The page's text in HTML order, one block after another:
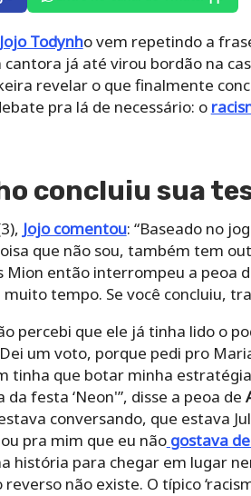
Jojo Todynho vem repetindo a
cantora já até virou bordão na
revelar o que finalmente
pra lá de necessário: o
concluiu sua
Jojo comentou: “Baseado no
que não sou, também tem
Mion então interrompeu a peoa
tempo. Se você concluiu,
percebi que ele já tinha lido o
um voto, porque pedi pro
tinha que botar minha
festa ‘Neon'”, disse a peoa de
conversando, que estava
pra mim que eu nãogostava
história para chegar em lugar
não existe. O típico